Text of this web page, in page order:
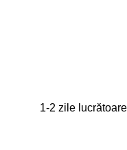
1-2 zile lucrătoare